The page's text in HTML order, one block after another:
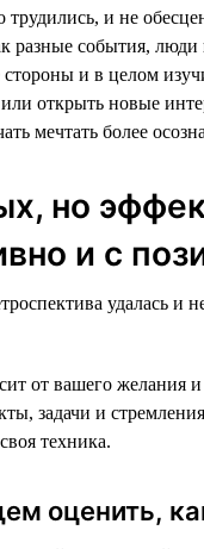
и не
разные события,
стороны и в целом
или открыть новые
мечтать более
но
и с
удалась и
от вашего
задачи и
техника.
оценить,